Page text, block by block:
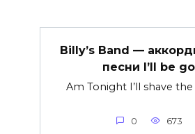
Billy’s Band —
песни I’ll be
Am Tonight I’ll shave
0 673